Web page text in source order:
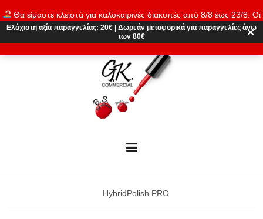
Θα είμαστε κλειστά για καλοκαιρινές διακοπές από 8/8 έως 23/8. Οι
παραγγελίες θα εκτελούνται ξανά από 24/8. Καλό καλοκαίρι!
Απόρριψη
to
content
Ελάχιστη αξία παραγγελίας: 20€ Δωρεάν μεταφορικά για παραγγελίες άνω
των 80€
✕
HybridPolish PRO